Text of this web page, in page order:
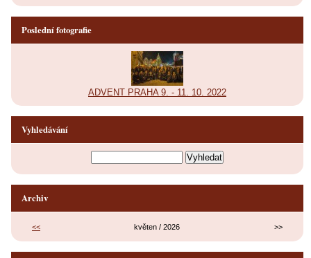
Poslední fotografie
ADVENT PRAHA 9. - 11. 10. 2022
Vyhledávání
Archiv
<< květen / 2026 >>